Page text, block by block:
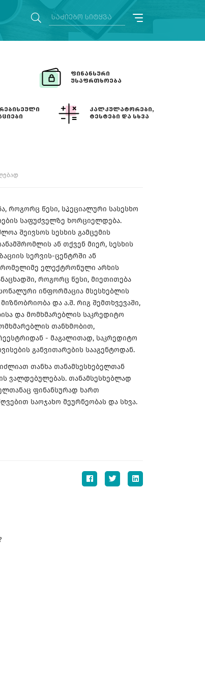
ᲤᲘᲜᲐᲜᲡᲣᲠᲘ
ᲣᲡᲐᲤᲠᲗᲮᲝᲔᲑᲐ
ᲙᲐᲚᲙᲣᲚᲐᲢᲝᲠᲔᲑᲘ,
ᲢᲔᲡᲢᲔᲑᲘ ᲓᲐ ᲡᲮᲕᲐ
როგორც წესი, სპეციალური სასესხო
საფუძველზე ხორციელდება.
შეივსოს სესხის გამცემის
ან თქვენ მიერ, სესხის
სერვის-ცენტრში ან
ელექტრონული არხის
როგორც წესი, მიეთითება
ინფორმაცია მსესხებლის
და ა.შ. რიგ შემთხვევაში,
და მომხმარებლის საკრედიტო
თანხმობით,
- მაგალითად, საკრედიტო
განვითარების სააგენტოდან.
თანხა თანამსესხებელთან
ვალდებულებას. თანამსესხებლად
ფინანსურად ხართ
საოჯახო მეურნეობას და სხვა.